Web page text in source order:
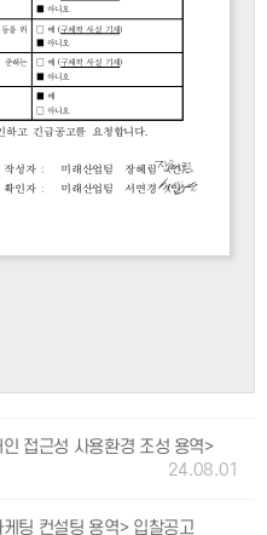
접근성 사용환경 조성 용역>
24.08.01
팅 컨설팅 용역> 입찰공고